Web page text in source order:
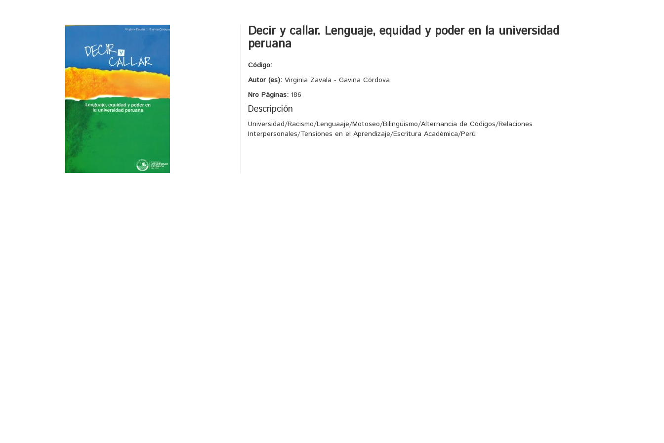
Decir y callar. Lenguaje, equidad y poder en la universidad
peruana
Código:
Autor (es): Virginia Zavala - Gavina Córdova
Nro Páginas: 186
Descripción
Universidad/Racismo/Lenguaaje/Motoseo/Bilingüismo/Alternancia de Códigos/Relaciones
Interpersonales/Tensiones en el Aprendizaje/Escritura Académica/Perú